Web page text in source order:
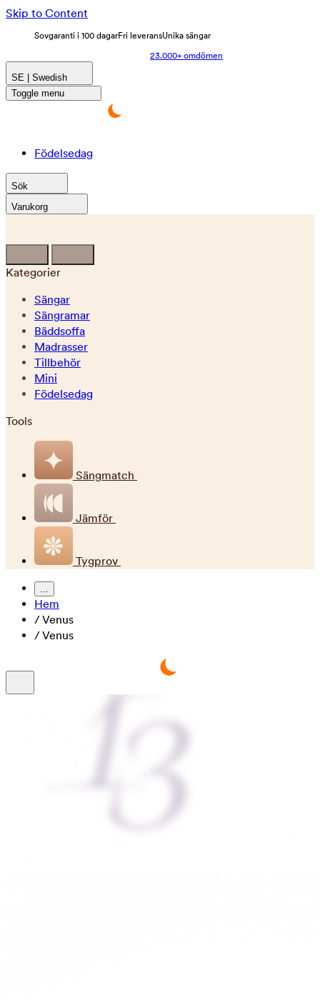
Skip to Content
Sovgaranti i 100 dagarFri leveransUnika sängar
23.000+ omdömen
SE | Swedish
Toggle menu
Födelsedag
Sök
Varukorg
Kategorier
Sängar
Sängramar
Bäddsoffa
Madrasser
Tillbehör
Mini
Födelsedag
Tools
Sängmatch
Jämför
Tygprov
...
Hem
/Venus
/Venus